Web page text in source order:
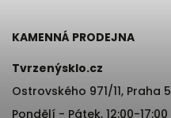
KAMENNÁ PRODEJNA
Tvrzenýsklo.cz
Ostrovského 971/11, Praha 5
Pondělí - Pátek, 12:00-17:00